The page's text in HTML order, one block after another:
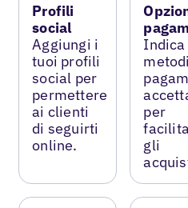
Profili
social
Aggiungi i
tuoi profili
social per
permettere
ai clienti
di seguirti
online.
Indica
per
gli